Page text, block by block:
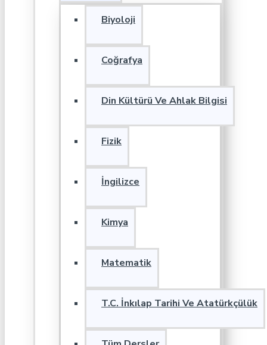
Biyoloji
Coğrafya
Din Kültürü Ve Ahlak Bilgisi
Fizik
İngilizce
Kimya
Matematik
T.C. İnkılap Tarihi Ve Atatürkçülük